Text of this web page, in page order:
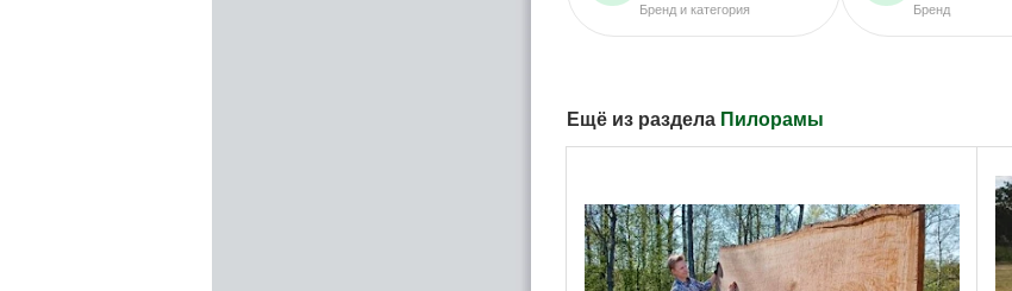
Бренд и категория Бренд
Ещё из раздела Пилорамы